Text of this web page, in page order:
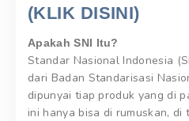
(KLIK DISINI)
Apakah SNI Itu?
Standar Nasional Indonesia
dari Badan Standarisasi
dipunyai tiap produk yang di
ini hanya bisa di rumuskan, di